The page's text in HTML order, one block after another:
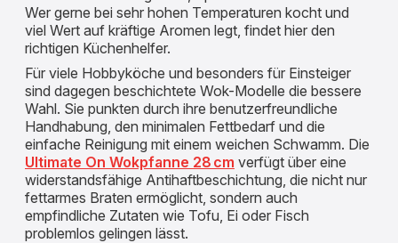
Wer gerne bei sehr hohen Temperaturen kocht und
viel Wert auf kräftige Aromen legt, findet hier den
richtigen Küchenhelfer.
Für viele Hobbyköche und besonders für Einsteiger
sind dagegen beschichtete Wok-Modelle die bessere
Wahl. Sie punkten durch ihre benutzerfreundliche
Handhabung, den minimalen Fettbedarf und die
einfache Reinigung mit einem weichen Schwamm. Die
Ultimate On Wokpfanne 28 cm verfügt über eine
widerstandsfähige Antihaftbeschichtung, die nicht nur
fettarmes Braten ermöglicht, sondern auch
empfindliche Zutaten wie Tofu, Ei oder Fisch
problemlos gelingen lässt.